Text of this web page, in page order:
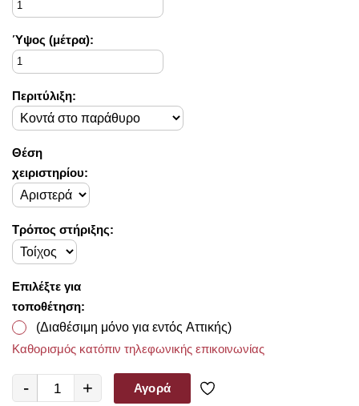
απαιτητικούς!
ασύγκριτο στυλ στο προσωπικό σας χώρο και να τον αναδείξουμε
με τον πιο όμορφο τρόπο!
Ύψος (μέτρα):
Περιτύλιξη:
Θέση
χειριστηρίου:
Τρόπος στήριξης:
Επιλέξτε για
τοποθέτηση:
(Διαθέσιμη μόνο για εντός Αττικής)
Καθορισμός κατόπιν τηλεφωνικής επικοινωνίας
- + Αγορά